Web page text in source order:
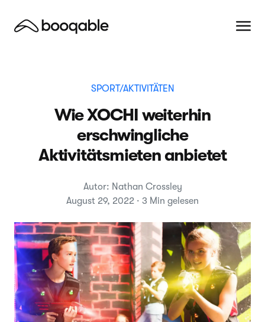
SPORT/AKTIVITÄTEN
Wie XOCHI weiterhin
erschwingliche
Aktivitätsmieten anbietet
Autor: Nathan Crossley
August 29, 2022 · 3 Min gelesen